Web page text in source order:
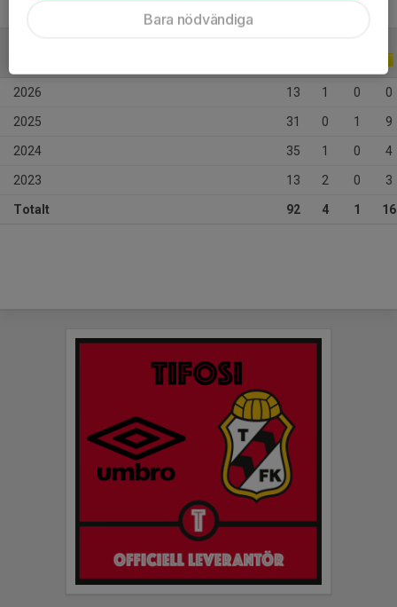
2026 13 1 0 0
2025 31 0 1 9
2024 35 1 0 4
2023 13 2 0 3
Totalt 92 4 1 16
Bara nödvändiga